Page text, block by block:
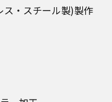
ス・スチール製)製作